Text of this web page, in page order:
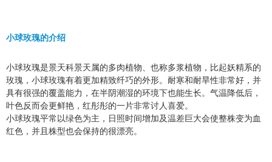
小球玫瑰的介绍
小球玫瑰是景天科景天属的多肉植物、也称多浆植物，比起妖精系的
玫瑰，小球玫瑰有着更加精致纤巧的外形。耐寒和耐旱性非常好，并
具有很强的覆盖能力，在半阴潮湿的环境下也能生长。气温降低后，
叶色反而会更鲜艳，红彤彤的一片非常讨人喜爱。
小球玫瑰平常以绿色为主，日照时间增加及温差巨大会使整株变为血
红色，并且株型也会保持的很漂亮。